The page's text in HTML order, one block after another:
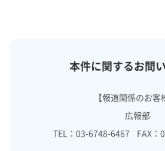
本件に関するお問
【報道関係のお客
広報部
TEL：03-6748-6467 FAX：